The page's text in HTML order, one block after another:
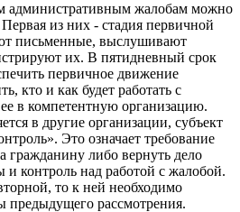
административным жалобам можно
из них - стадия первичной
письменные, выслушивают
их. В пятидневный срок
первичное движение
кто и как будет работать с
в компетентную организацию.
в другие организации, субъект
Это означает требование
гражданину либо вернуть дело
и контроль над работой с жалобой.
то к ней необходимо
предыдущего рассмотрения.